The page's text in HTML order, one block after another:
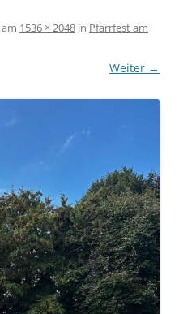
am 1536 × 2048 in Pfarrfest am
Weiter →